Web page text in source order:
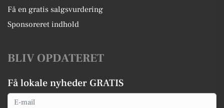
Få en gratis salgsvurdering
Sponsoreret indhold
BLIV OPDATERET
Få lokale nyheder GRATIS
Email